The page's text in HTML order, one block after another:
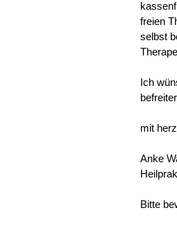
freien
selbst
Ich
mit
Anke
Bitte